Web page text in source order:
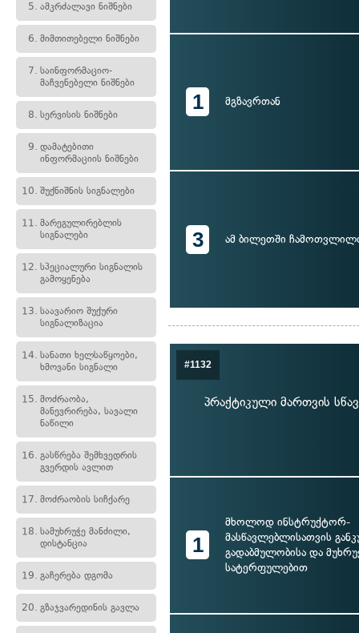
5. ამკრძალავი ნიშნები
6. მიმთითებელი ნიშნები
7. საინფორმაციო-
მაჩვენებელი ნიშნები
8. სერვისის ნიშნები
9. დამატებითი
ინფორმაციის ნიშნები
10. შუქნიშნის სიგნალები
11. მარეგულირებლის
სიგნალები
12. სპეციალური სიგნალის
გამოყენება
13. საავარიო შუქური
სიგნალიზაცია
14. სანათი ხელსაწყოები,
ხმოვანი სიგნალი
15. მოძრაობა,
მანევრირება, სავალი
ნაწილი
16. გასწრება შემხვედრის
გვერდის ავლით
17. მოძრაობის სიჩქარე
18. სამუხრუჭე მანძილი,
დისტანცია
19. გაჩერება დგომა
20. გზაჯვარედინის გავლა
1 მგზავრთან
3 ამ ბილეთში
#1132
პრაქტიკული მართვის
1
მხოლოდ ინსტრუქტორ-
მასწავლებლისათვის
გადაბმულობისა და
სატერფულებით